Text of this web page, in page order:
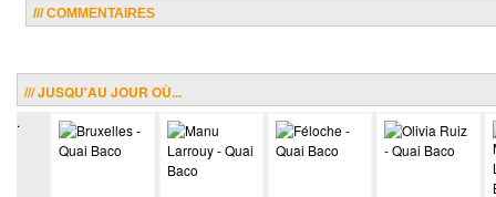
/// COMMENTAIRES
/// JUSQU'AU JOUR OÙ...
.